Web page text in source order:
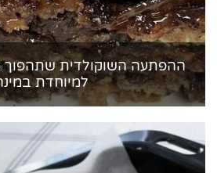
ההפתעה השוקולדית
למיוחדת